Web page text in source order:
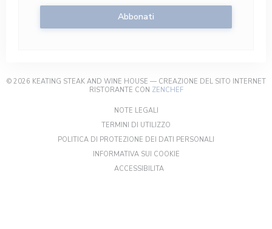
Abbonati
© 2026 KEATING STEAK AND WINE HOUSE — CREAZIONE DEL SITO INTERNET
RISTORANTE CON ZENCHEF((APRE UNA NUOVA
NOTE LEGALI((APRE UNA NUOVA FINESTRA))
TERMINI DI UTILIZZO
POLITICA DI PROTEZIONE DEI DATI PERSONALI
INFORMATIVA SUI COOKIE((APRE UNA NUOVA
ACCESSIBILITA((APRE UNA NUOVA FINESTRA))